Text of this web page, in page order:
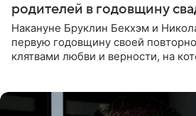
родителей в годовщину
Накануне Бруклин Бекхэм и
первую годовщину своей
клятвами любви и верности, на